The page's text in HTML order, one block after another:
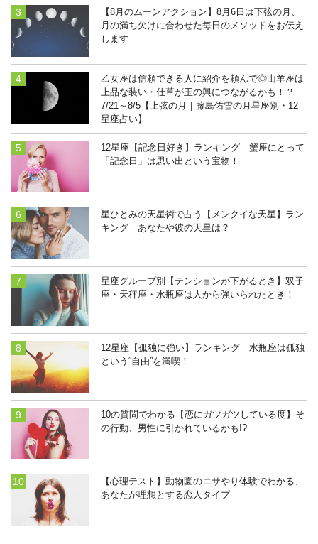
【8月のムーンアクション】8月6日は下弦の月、
月の満ち欠けに合わせた毎日のメソッドをお伝え
します
乙女座は信頼できる人に紹介を頼んで◎山羊座は
上品な装い・仕草が玉の輿につながるかも！？
7/21～8/5【上弦の月｜藤島佑雪の月星座別・12
星座占い】
12星座【記念日好き】ランキング 蟹座にとって
「記念日」は思い出という宝物！
星ひとみの天星術で占う【メンクイな天星】ラン
キング あなたや彼の天星は？
星座グループ別【テンションが下がるとき】双子
座・天秤座・水瓶座は人から強いられたとき！
12星座【孤独に強い】ランキング 水瓶座は孤独
という“自由”を満喫！
10の質問でわかる【恋にガツガツしている度】そ
の行動、男性に引かれているかも!?
【心理テスト】動物園のエサやり体験でわかる、
あなたが理想とする恋人タイプ